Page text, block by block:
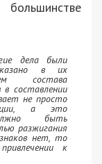
дела были
в их
состава
составлении
не просто
а это
быть
разжигания
нет, то
к